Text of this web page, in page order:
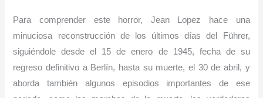
Para comprender este horror, Jean Lopez hace una
minuciosa reconstrucción de los últimos días del Führer,
siguiéndole desde el 15 de enero de 1945, fecha de su
regreso definitivo a Berlín, hasta su muerte, el 30 de abril, y
aborda también algunos episodios importantes de ese